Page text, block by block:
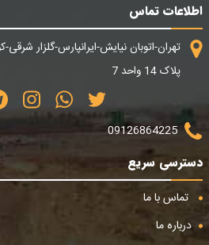
اطلاعات تماس
تهران-اتوبان نیایش-ایرانپارس-گلزار
پلاک 14 واحد 7
09126864225
دسترسی سریع
تماس با ما
درباره ما